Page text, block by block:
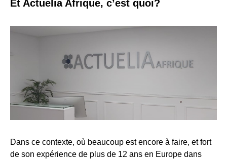
Et Actuelia Afrique, c’est quoi?
Dans ce contexte, où beaucoup est encore à faire, et fort
de son expérience de plus de 12 ans en Europe dans